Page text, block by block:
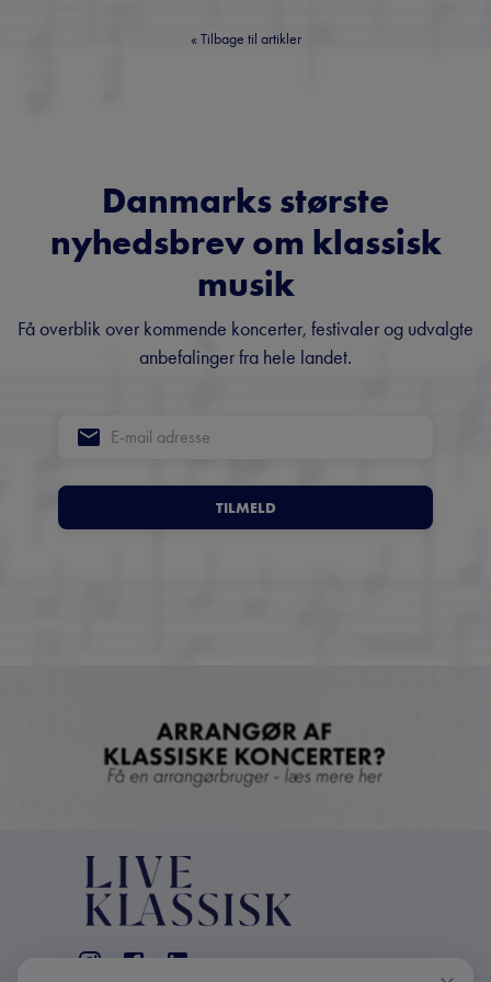
« Tilbage til artikler
Danmarks største
nyhedsbrev om klassisk
musik
Få overblik over kommende koncerter, festivaler og udvalgte
anbefalinger fra hele landet.
TILMELD